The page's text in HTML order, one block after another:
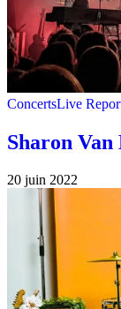
ConcertsLive
Sharon
20 juin 2022